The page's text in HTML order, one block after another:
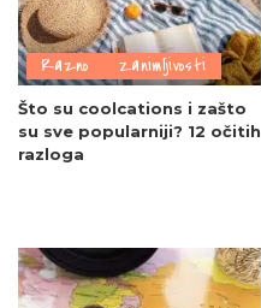
Razno Zanimljivosti
Što su coolcations i zašto
su sve popularniji? 12 očitih
razloga